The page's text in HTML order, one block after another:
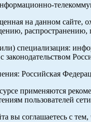
на данном сайте,
распространению,
специализация:
законодательством
Российская
применяются
пользователей
вы соглашаетесь с